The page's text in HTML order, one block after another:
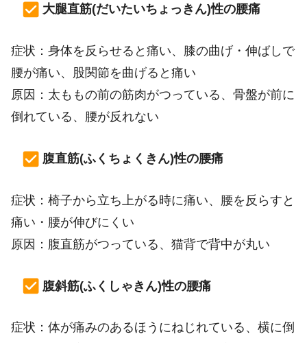
大腿直筋(だいたいちょっきん)性の腰痛
症状：身体を反らせると痛い、膝の曲げ・伸ばしで
腰が痛い、股関節を曲げると痛い
原因：太ももの前の筋肉がつっている、骨盤が前に
倒れている、腰が反れない
腹直筋(ふくちょくきん)性の腰痛
症状：椅子から立ち上がる時に痛い、腰を反らすと
痛い・腰が伸びにくい
原因：腹直筋がつっている、猫背で背中が丸い
腹斜筋(ふくしゃきん)性の腰痛
症状：体が痛みのあるほうにねじれている、横に倒